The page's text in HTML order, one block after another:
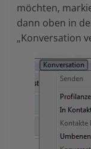
möchten,
dann oben in
„Konversation